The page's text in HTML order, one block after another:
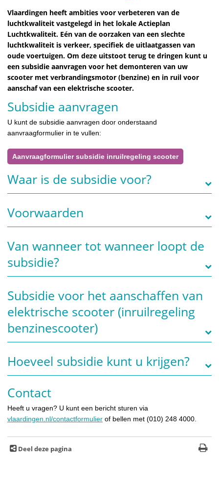
Vlaardingen heeft ambities voor verbeteren van de
luchtkwaliteit vastgelegd in het lokale Actieplan
Luchtkwaliteit. Eén van de oorzaken van een slechte
luchtkwaliteit is verkeer, specifiek de uitlaatgassen van
oude voertuigen. Om deze uitstoot terug te dringen kunt u
een subsidie aanvragen voor het demonteren van uw
scooter met verbrandingsmotor (benzine) en in ruil voor
aanschaf van een elektrische scooter.
Subsidie aanvragen
U kunt de subsidie aanvragen door onderstaand
aanvraagformulier in te vullen:
Aanvraagformulier subsidie inruilregeling scooter
Waar is de subsidie voor?
Voorwaarden
Van wanneer tot wanneer loopt de
subsidie?
Subsidie voor het aanschaffen van
elektrische scooter (inruilregeling
benzinescooter)
Hoeveel subsidie kunt u krijgen?
Contact
Heeft u vragen? U kunt een bericht sturen via
vlaardingen.nl/contactformulier of bellen met (010) 248 4000.
Deel deze pagina